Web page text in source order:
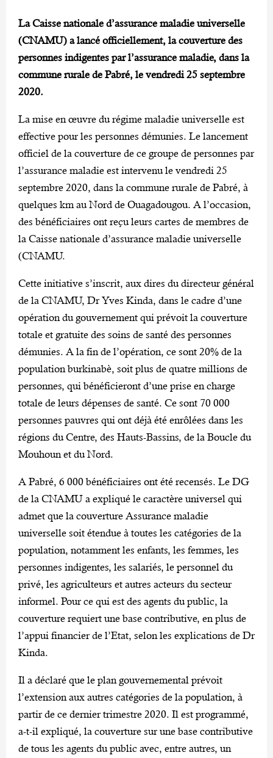
La Caisse nationale d’assurance maladie universelle
(CNAMU) a lancé officiellement, la couverture des
personnes indigentes par l’assurance maladie, dans la
commune rurale de Pabré, le vendredi 25 septembre
2020.
La mise en œuvre du régime maladie universelle est
effective pour les personnes démunies. Le lancement
officiel de la couverture de ce groupe de personnes par
l’assurance maladie est intervenu le vendredi 25
septembre 2020, dans la commune rurale de Pabré, à
quelques km au Nord de Ouagadougou. A l’occasion,
des bénéficiaires ont reçu leurs cartes de membres de
la Caisse nationale d’assurance maladie universelle
(CNAMU.
Cette initiative s’inscrit, aux dires du directeur général
de la CNAMU, Dr Yves Kinda, dans le cadre d’une
opération du gouvernement qui prévoit la couverture
totale et gratuite des soins de santé des personnes
démunies. A la fin de l’opération, ce sont 20% de la
population burkinabè, soit plus de quatre millions de
personnes, qui bénéficieront d’une prise en charge
totale de leurs dépenses de santé. Ce sont 70 000
personnes pauvres qui ont déjà été enrôlées dans les
régions du Centre, des Hauts-Bassins, de la Boucle du
Mouhoun et du Nord.
A Pabré, 6 000 bénéficiaires ont été recensés. Le DG
de la CNAMU a expliqué le caractère universel qui
admet que la couverture Assurance maladie
universelle soit étendue à toutes les catégories de la
population, notamment les enfants, les femmes, les
personnes indigentes, les salariés, le personnel du
privé, les agriculteurs et autres acteurs du secteur
informel. Pour ce qui est des agents du public, la
couverture requiert une base contributive, en plus de
l’appui financier de l’Etat, selon les explications de Dr
Kinda.
Il a déclaré que le plan gouvernemental prévoit
l’extension aux autres catégories de la population, à
partir de ce dernier trimestre 2020. Il est programmé,
a-t-il expliqué, la couverture sur une base contributive
de tous les agents du public avec, entre autres, un